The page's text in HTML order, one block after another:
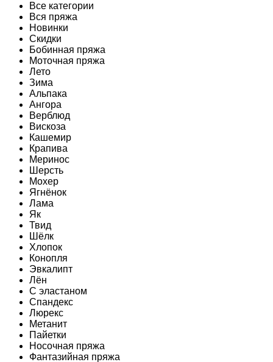
Все категории
Вся пряжа
Новинки
Скидки
Бобинная пряжа
Моточная пряжа
Лето
Зима
Альпака
Ангора
Верблюд
Вискоза
Кашемир
Крапива
Меринос
Шерсть
Мохер
Ягнёнок
Лама
Як
Твид
Шёлк
Хлопок
Конопля
Эвкалипт
Лён
C эластаном
Спандекс
Люрекс
Метанит
Пайетки
Носочная пряжа
Фантазийная пряжа